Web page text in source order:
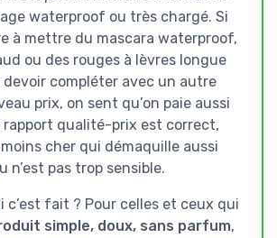
waterproof ou très chargé. Si
à mettre du mascara waterproof,
ou des rouges à lèvres longue
compléter avec un autre
prix, on sent qu’on paie aussi
rapport qualité-prix est correct,
cher qui démaquille aussi
n’est pas trop sensible.
c’est fait ? Pour celles et ceux qui
simple, doux, sans parfum,